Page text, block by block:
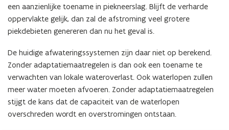
een aanzienlijke toename in piekneerslag. Blijft de verharde
oppervlakte gelijk, dan zal de afstroming veel grotere
piekdebieten genereren dan nu het geval is.
De huidige afwateringssystemen zijn daar niet op berekend.
Zonder adaptatiemaatregelen is dan ook een toename te
verwachten van lokale wateroverlast. Ook waterlopen zullen
meer water moeten afvoeren. Zonder adaptatiemaatregelen
stijgt de kans dat de capaciteit van de waterlopen
overschreden wordt en overstromingen ontstaan.